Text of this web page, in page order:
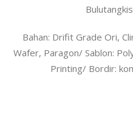
Bahan: Drifit Grade Ori,
Wafer, Paragon/ Sablon:
Printing/ Bordir: